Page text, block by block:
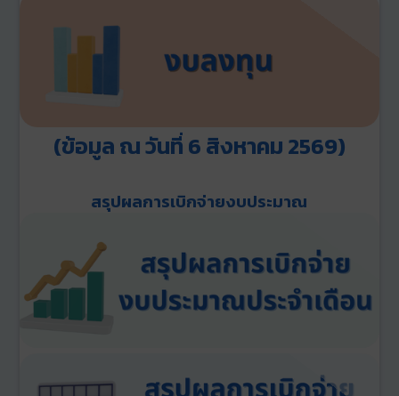
(ข้อมูล ณ วันที่ 6 สิงหาคม 2569)
สรุปผลการเบิกจ่ายงบประมาณ